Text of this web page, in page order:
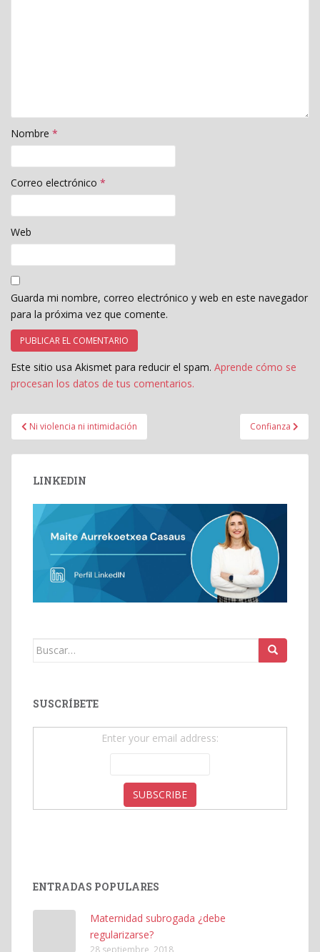
Nombre *
Correo electrónico *
Web
Guarda mi nombre, correo electrónico y web en este navegador
para la próxima vez que comente.
Este sitio usa Akismet para reducir el spam. Aprende cómo se
procesan los datos de tus comentarios.
Navegación
de
entradas
Ni violencia ni intimidación Confianza
LINKEDIN
Buscar:
SUSCRÍBETE
Enter your email address:
ENTRADAS POPULARES
Maternidad subrogada ¿debe
regularizarse?
28 septiembre, 2018